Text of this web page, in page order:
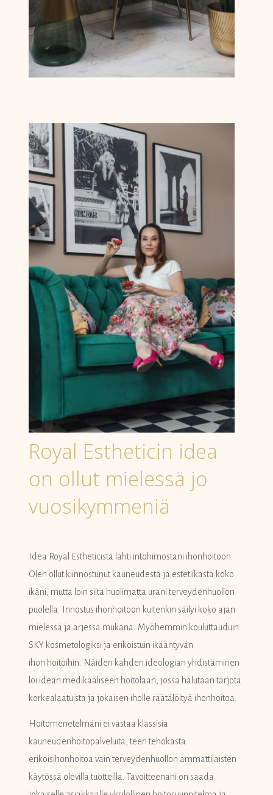
Royal Estheticin idea
on ollut mielessä jo
vuosikymmeniä
Idea Royal Estheticistä lähti intohimostani ihonhoitoon.
Olen ollut kiinnostunut kauneudesta ja estetiikasta koko
ikäni, mutta loin siitä huolimatta urani terveydenhuollon
puolella. Innostus ihonhoitoon kuitenkin säilyi koko ajan
mielessä ja arjessa mukana. Myöhemmin kouluttauduin
SKY kosmetologiksi ja erikoistuin ikääntyvän
ihon hoitoihin. Näiden kahden ideologian yhdistäminen
loi idean medikaaliseen hoitolaan, jossa halutaan tarjota
korkealaatuista ja jokaisen iholle räätälöityä ihonhoitoa.
Hoitomenetelmäni ei vastaa klassisia
kauneudenhoitopalveluita, teen tehokasta
erikoisihonhoitoa vain terveydenhuollon ammattilaisten
käytössä olevilla tuotteilla. Tavoitteenani on saada